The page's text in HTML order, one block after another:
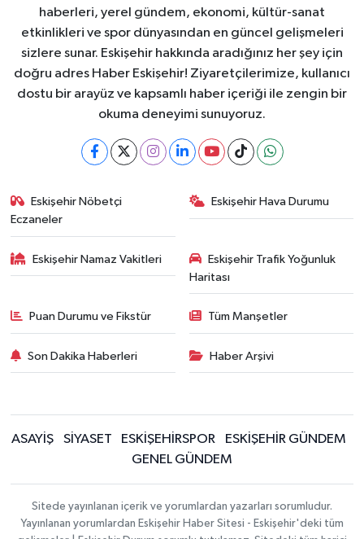
haberleri, yerel gündem, ekonomi, kültür-sanat
etkinlikleri ve spor dünyasından en güncel gelişmeleri
sizlere sunar. Eskişehir hakkında aradığınız her şey için
doğru adres Haber Eskişehir! Ziyaretçilerimize, kullanıcı
dostu bir arayüz ve kapsamlı haber içeriği ile zengin bir
okuma deneyimi sunuyoruz.
Eskişehir Nöbetçi
Eczaneler
Eskişehir Hava Durumu
Eskişehir Namaz Vakitleri
Eskişehir Trafik Yoğunluk
Haritası
Puan Durumu ve Fikstür Tüm Manşetler
Son Dakika Haberleri Haber Arşivi
ASAYİŞ SİYASET ESKİŞEHİRSPOR
ESKİŞEHİR GÜNDEM
GENEL GÜNDEM
Sitede yayınlanan içerik ve yorumlardan yazarları sorumludur.
Yayınlanan yorumlardan Eskişehir Haber Sitesi - Eskişehir'deki tüm